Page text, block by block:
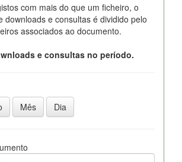
com mais do que um ficheiro, o
downloads e consultas é dividido pelo
associados ao documento.
e consultas no período.
Mês Dia